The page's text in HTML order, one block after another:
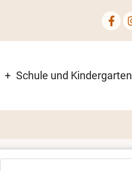
Schule und Kindergarten